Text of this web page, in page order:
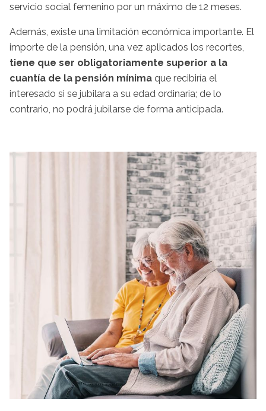
servicio social femenino por un máximo de 12 meses.
Además, existe una limitación económica importante. El
importe de la pensión, una vez aplicados los recortes,
tiene que ser obligatoriamente superior a la
cuantía de la pensión mínima que recibiría el
interesado si se jubilara a su edad ordinaria; de lo
contrario, no podrá jubilarse de forma anticipada.